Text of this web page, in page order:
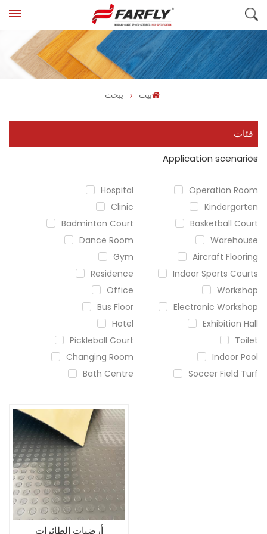
بيت يبحث
فئات
Application scenarios
Hospital
Operation Room
Clinic
Kindergarten
Badminton Court
Basketball Court
Dance Room
Warehouse
Gym
Aircraft Flooring
Residence
Indoor Sports Courts
Office
Workshop
Bus Floor
Electronic Workshop
Hotel
Exhibition Hall
Pickleball Court
Toilet
Changing Room
Indoor Pool
Bath Centre
Soccer Field Turf
أرضيات الطائرات